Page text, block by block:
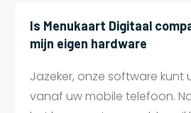
Is Menukaart Digitaal
mijn eigen hardware
Jazeker, onze software kunt
vanaf uw mobile telefoon.